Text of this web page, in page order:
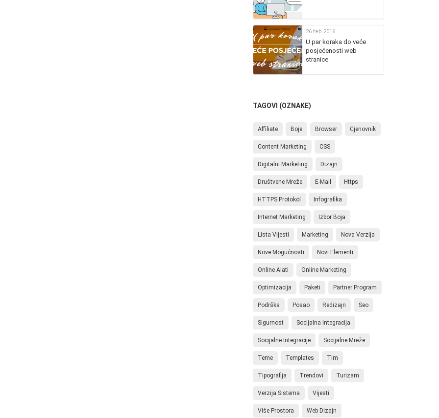
26 feb 2016
U par koraka do veće
posjećenosti web
stranice
TAGOVI (OZNAKE)
Affiliate Boje Browser Cjenovnik
Content Marketing CSS
Digitalni Marketing Dizajn
Društvene Mreže E-Mail Https
HTTPS Protokol Infografika
Internet Marketing Izbor Boja
Lista Vijesti Marketing Nova Verzija
Nove Mogućnosti Novi Elementi
Online Alati Online Marketing
Optimizacija Paketi Partner Program
Podrška Posao Redizajn Seo
Sigurnost Socijalna Integracija
Socijalne Integracije Socijalne Mreže
Teme Templates Tim
Tipografija Trendovi Turizam
Verzija Sistema Vijesti
Više Prostora Web Dizajn